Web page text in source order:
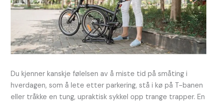
Du kjenner kanskje følelsen av å miste tid på småting i
hverdagen, som å lete etter parkering, stå i kø på T-banen
eller tråkke en tung, upraktisk sykkel opp trange trapper. En